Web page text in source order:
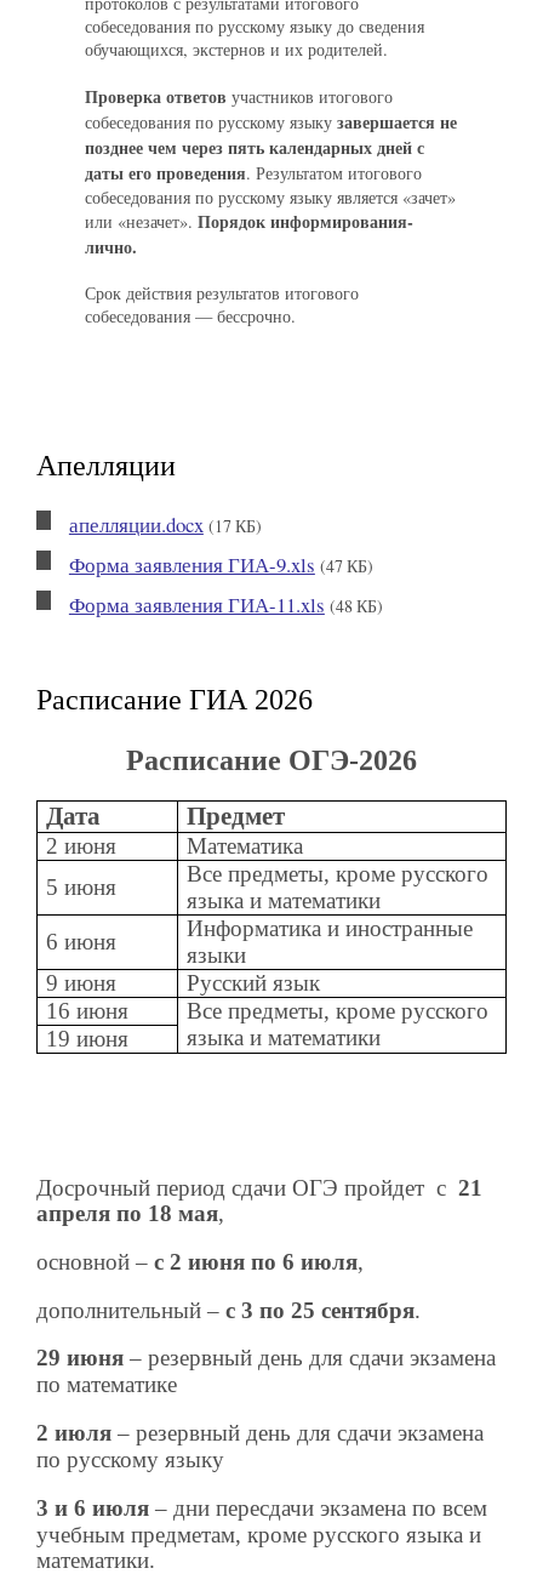
собеседования по русскому языку до сведения
обучающихся, экстернов и их родителей.
Проверка ответов участников итогового
собеседования по русскому языку завершается не
позднее чем через пять календарных дней с
даты его проведения. Результатом итогового
собеседования по русскому языку является «зачет»
или «незачет». Порядок информирования-
лично.
Срок действия результатов итогового
собеседования — бессрочно.
Апелляции
апелляции.docx (17 КБ)
Форма заявления ГИА-9.xls (47 КБ)
Форма заявления ГИА-11.xls (48 КБ)
Расписание ГИА 2026
Расписание ОГЭ-2026
Дата Предмет
2 июня
Математика
5 июня
Все предметы, кроме русского
языка и математики
6 июня
Информатика и иностранные
языки
9 июня
Русский язык
16 июня
Все предметы, кроме русского
языка и математики
19 июня
Досрочный период сдачи ОГЭ пройдет с 21
апреля по 18 мая,
основной – с 2 июня по 6 июля,
дополнительный – с 3 по 25 сентября.
29 июня – резервный день для сдачи экзамена
по математике
2 июля – резервный день для сдачи экзамена
по русскому языку
3 и 6 июля – дни пересдачи экзамена по всем
учебным предметам, кроме русского языка и
математики.